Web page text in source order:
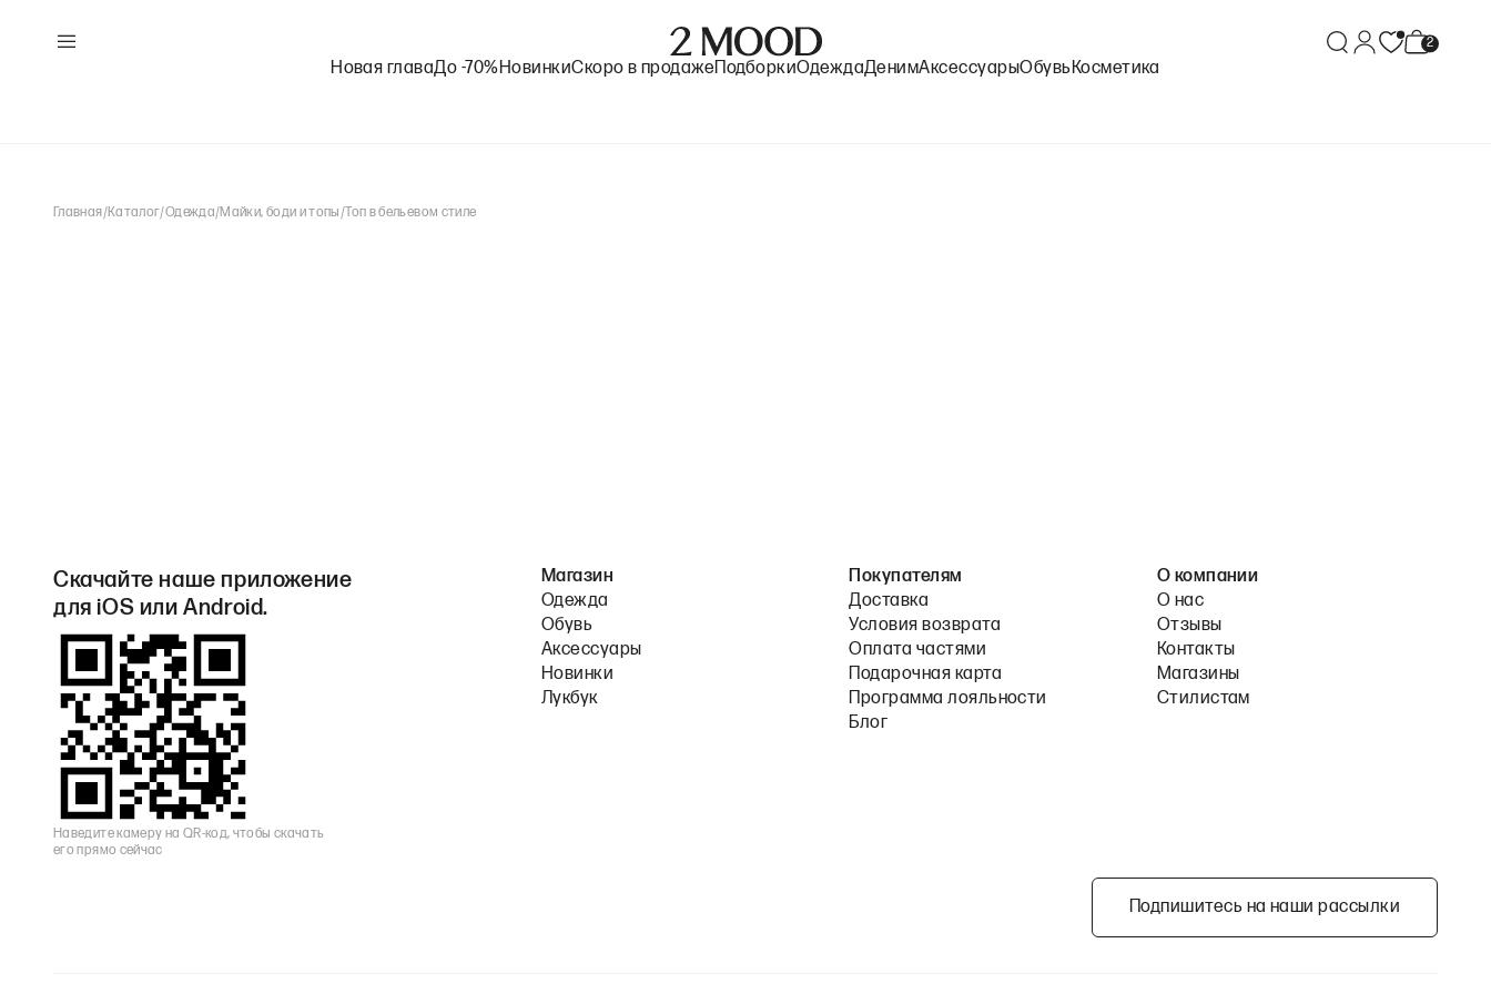
Новая главаДо -70%НовинкиСкоро в продаже ПодборкиОдеждаДенимАксессуарыОбувь Косметика
Главная/Каталог/Одежда/Майки, боди и топы / Топ в бельевом стиле
Скачайте наше приложение
для iOS или Android.
Наведите камеру на QR-код, чтобы скачать
его прямо сейчас
Магазин
Одежда
Обувь
Аксессуары
Новинки
Лукбук
Покупателям
Доставка
Условия возврата
Оплата частями
Подарочная карта
Программа лояльности
Блог
О компании
О нас
Отзывы
Контакты
Магазины
Стилистам
Подпишитесь на наши рассылки